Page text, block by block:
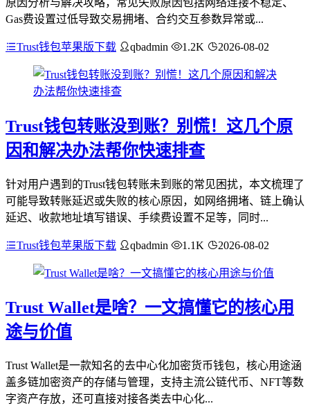
Gas费设置过低导致交易拥堵、合约交互参数异常或...
Trust钱包苹果版下载 qbadmin 1.2K 2026-08-02
Trust钱包转账没到账？别慌！这几个原
因和解决办法帮你快速排查
针对用户遇到的Trust钱包转账未到账的常见困扰，本文梳理了
可能导致转账延迟或失败的核心原因，如网络拥堵、链上确认
延迟、收款地址填写错误、手续费设置不足等，同时...
Trust钱包苹果版下载 qbadmin 1.1K 2026-08-02
Trust Wallet是啥？一文搞懂它的核心用
途与价值
Trust Wallet是一款知名的去中心化加密货币钱包，核心用途涵
盖多链加密资产的存储与管理，支持主流公链代币、NFT等数
字资产存放，还可直接对接各类去中心化...